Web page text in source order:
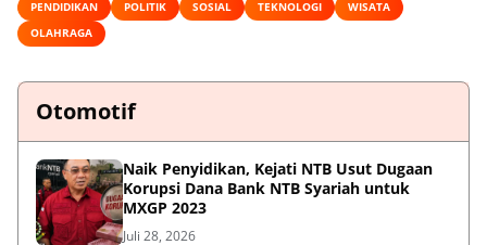
PENDIDIKAN
POLITIK SOSIAL TEKNOLOGI
WISATA
OLAHRAGA
Otomotif
Naik Penyidikan, Kejati NTB Usut Dugaan
Korupsi Dana Bank NTB Syariah untuk
MXGP 2023
Juli 28, 2026